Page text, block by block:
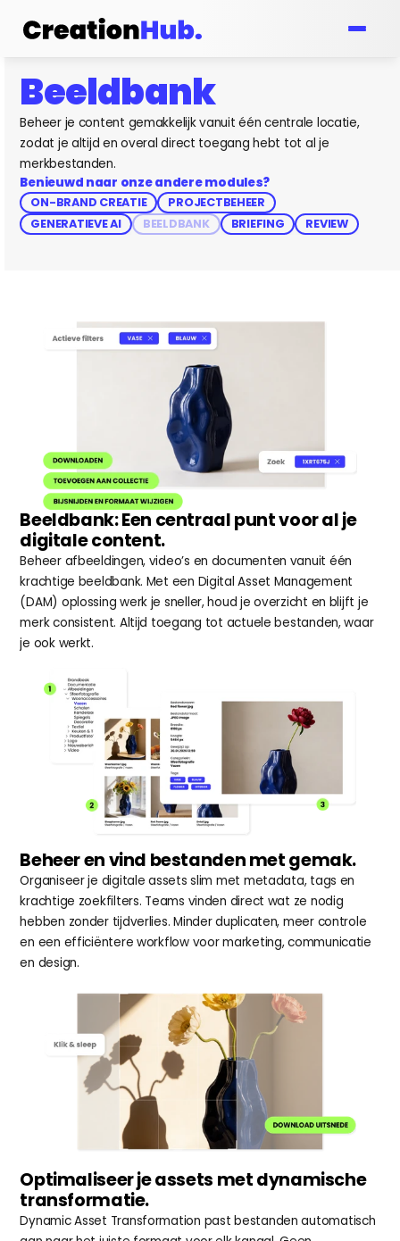
Beeldbank
Beheer je content gemakkelijk vanuit één centrale locatie,
zodat je altijd en overal direct toegang hebt tot al je
merkbestanden.
Benieuwd naar onze andere modules?
ON-BRAND CREATIE
PROJECTBEHEER
GENERATIEVE AI
BEELDBANK BRIEFING REVIEW
Beeldbank: Een centraal punt voor al je
digitale content.
Beheer afbeeldingen, video’s en documenten vanuit één
krachtige beeldbank. Met een Digital Asset Management
(DAM) oplossing werk je sneller, houd je overzicht en blijft je
merk consistent. Altijd toegang tot actuele bestanden, waar
je ook werkt.
Beheer en vind bestanden met gemak.
Organiseer je digitale assets slim met metadata, tags en
krachtige zoekfilters. Teams vinden direct wat ze nodig
hebben zonder tijdverlies. Minder duplicaten, meer controle
en een efficiëntere workflow voor marketing, communicatie
en design.
Optimaliseer je assets met dynamische
transformatie.
Dynamic Asset Transformation past bestanden automatisch